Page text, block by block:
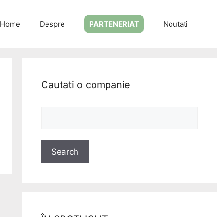
Home Despre PARTENERIAT Noutati
Cautati o companie